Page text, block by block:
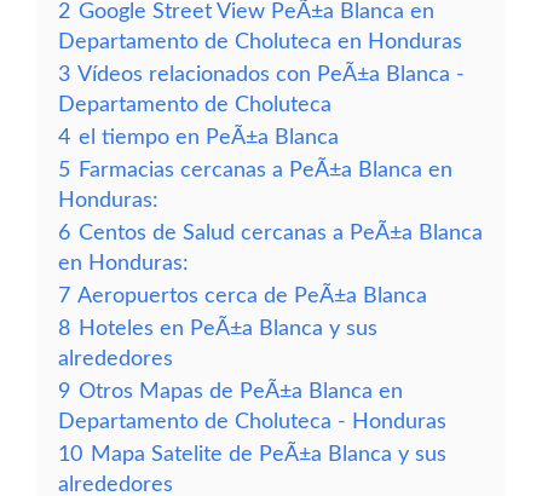
2 Google Street View PeÃ±a Blanca en
Departamento de Choluteca en Honduras
3 Vídeos relacionados con PeÃ±a Blanca -
Departamento de Choluteca
4 el tiempo en PeÃ±a Blanca
5 Farmacias cercanas a PeÃ±a Blanca en
Honduras:
6 Centos de Salud cercanas a PeÃ±a Blanca
en Honduras:
7 Aeropuertos cerca de PeÃ±a Blanca
8 Hoteles en PeÃ±a Blanca y sus
alrededores
9 Otros Mapas de PeÃ±a Blanca en
Departamento de Choluteca - Honduras
10 Mapa Satelite de PeÃ±a Blanca y sus
alrededores